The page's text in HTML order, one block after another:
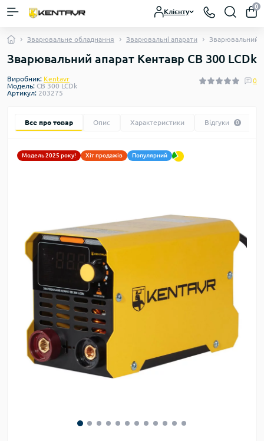
Клієнту
0
Зварювальне обладнання Зварювальні апарати Зварювальний
Зварювальний апарат Кентавр СВ 300 LCDk
Виробник: Kentavr
Модель: СВ 300 LCDk
Артикул: 203275
0
Все про товар Опис Характеристики Відгуки 0
Модель 2025 року! Хіт продажів Популярний